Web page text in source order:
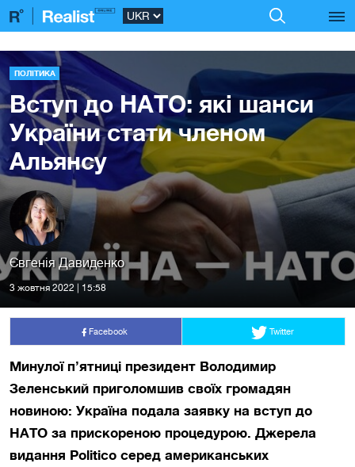
ПОЛІТИКА
Вступ до НАТО: які шанси
України стати членом
Альянсу
Євгенія Давиденко
3 жовтня 2022 | 15:58
Facebook Twitter
Минулої п’ятниці президент Володимир
Зеленський приголомшив своїх громадян
новиною: Україна подала заявку на вступ до
НАТО за прискореною процедурою. Джерела
видання Politico серед американських